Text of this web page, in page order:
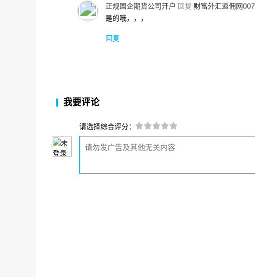
正规国企期货公司开户 回复 财富外汇返佣网007
是的哦，，，
回复
我要评论
请选择综合评分：